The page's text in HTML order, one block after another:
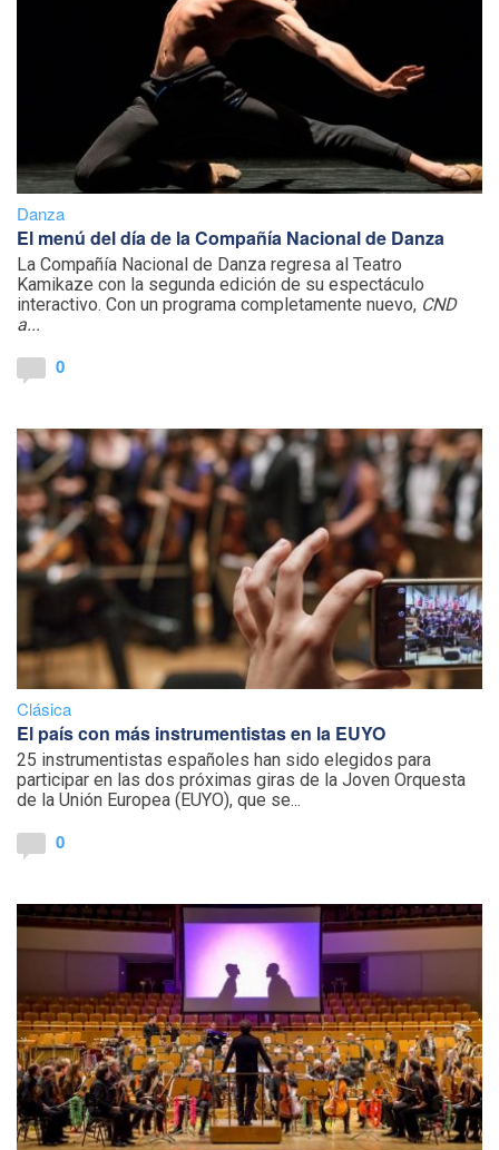
Danza
El menú del día de la Compañía Nacional de Danza
La Compañía Nacional de Danza regresa al Teatro
Kamikaze con la segunda edición de su espectáculo
interactivo. Con un programa completamente nuevo, CND
a...
0
Clásica
El país con más instrumentistas en la EUYO
25 instrumentistas españoles han sido elegidos para
participar en las dos próximas giras de la Joven Orquesta
de la Unión Europea (EUYO), que se...
0